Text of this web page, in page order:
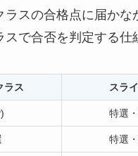
ラスの合格点に届かな
で合否を判定する仕
ラス スラ
特選
特選